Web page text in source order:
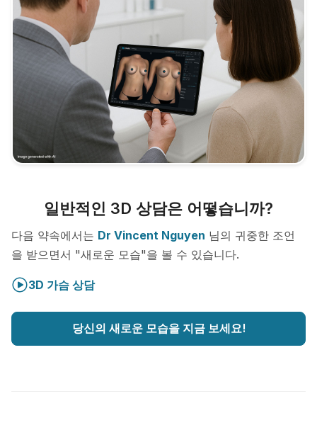
일반적인 3D 상담은 어떻습니까?
다음 약속에서는 Dr Vincent Nguyen 님의 귀중한 조언
을 받으면서 "새로운 모습"을 볼 수 있습니다.
3D 가슴 상담
당신의 새로운 모습을 지금 보세요!